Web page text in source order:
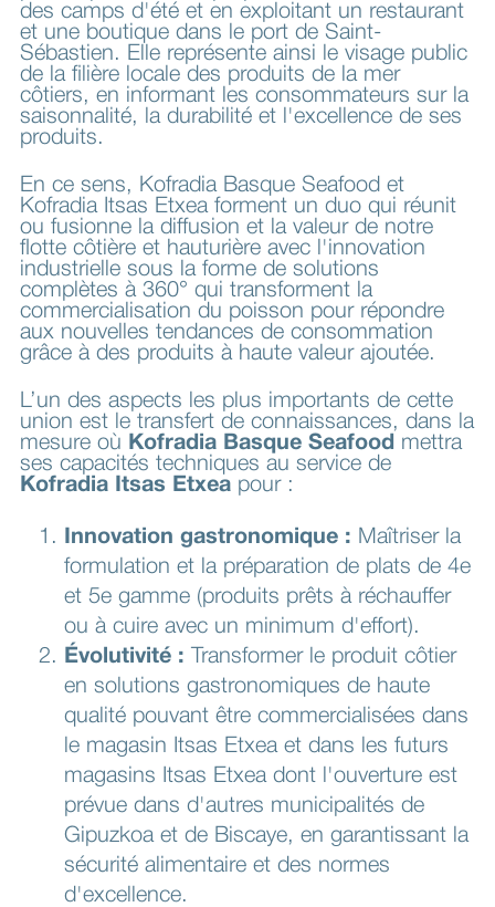
des camps d'été et en exploitant un restaurant
et une boutique dans le port de Saint-
Sébastien. Elle représente ainsi le visage public
de la filière locale des produits de la mer
côtiers, en informant les consommateurs sur la
saisonnalité, la durabilité et l'excellence de ses
produits.
En ce sens, Kofradia Basque Seafood et
Kofradia Itsas Etxea forment un duo qui réunit
ou fusionne la diffusion et la valeur de notre
flotte côtière et hauturière avec l'innovation
industrielle sous la forme de solutions
complètes à 360° qui transforment la
commercialisation du poisson pour répondre
aux nouvelles tendances de consommation
grâce à des produits à haute valeur ajoutée.
L’un des aspects les plus importants de cette
union est le transfert de connaissances, dans la
mesure où
Kofradia Basque Seafood mettra
ses capacités techniques au service de
Kofradia Itsas Etxeapour :
Innovation gastronomique : Maîtriser la
formulation et la préparation de plats de 4e
et 5e gamme (produits prêts à réchauffer
ou à cuire avec un minimum d'effort).
Évolutivité : Transformer le produit côtier
en solutions gastronomiques de haute
qualité pouvant être commercialisées dans
le magasin Itsas Etxea et dans les futurs
magasins Itsas Etxea dont l'ouverture est
prévue dans d'autres municipalités de
Gipuzkoa et de Biscaye, en garantissant la
sécurité alimentaire et des normes
d'excellence.